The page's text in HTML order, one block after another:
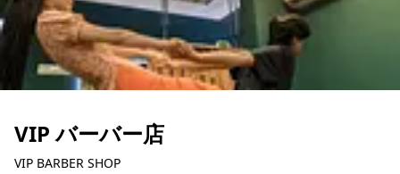
VIP バーバー店
VIP BARBER SHOP